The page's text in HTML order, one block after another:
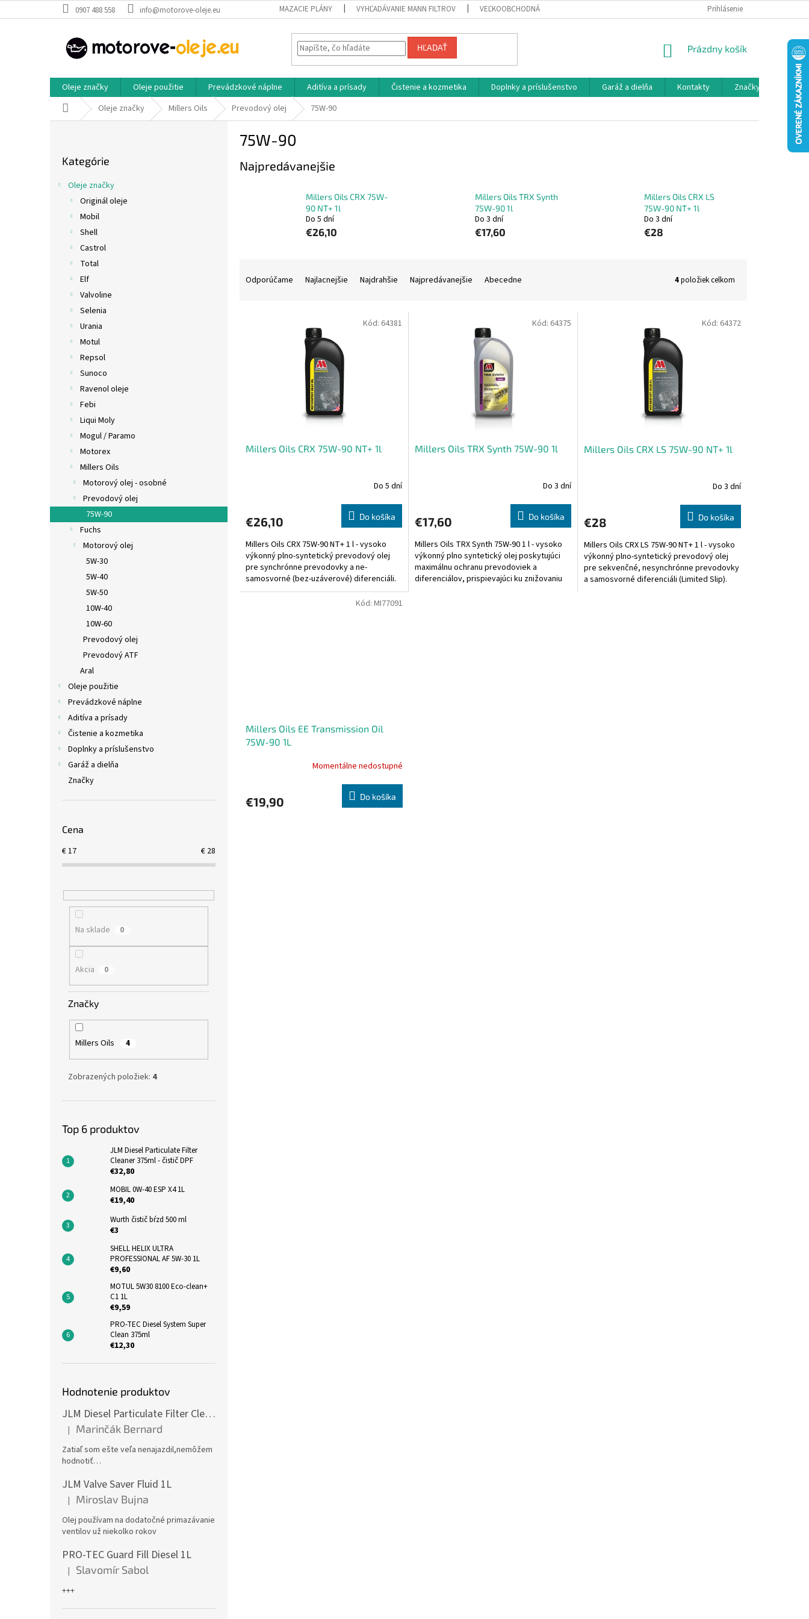
na
0907 488 558 info@motorove-oleje.eu MAZACIE PLÁNY VYHĽADÁVANIE MANN FILTROV VEĽKOOBCHODNÁ SPOLUPRÁCA OCHRANA OSOBNÝCH
Prihlásenie
HĽADAŤ
NÁKUPNÝ
Prázdny košík
Oleje značky Oleje použitie Prevádzkové náplne Aditíva a prísady Čistenie a kozmetika Doplnky a príslušenstvo Garáž a dielňa Kontakty
Značky
Domov Oleje značky Millers Oils Prevodový olej 75W-90
kategórie
Kategórie
Oleje značky
Originál oleje
Mobil
Shell
Castrol
Total
Elf
Valvoline
Selenia
Urania
Motul
Repsol
Sunoco
Ravenol oleje
Febi
Liqui Moly
Mogul / Paramo
Motorex
Millers Oils
Motorový olej - osobné
Prevodový olej
75W-90
Fuchs
Motorový olej
5W-30
5W-40
5W-50
10W-40
10W-60
Prevodový olej
Prevodový ATF
Aral
Oleje použitie
Prevádzkové náplne
Aditíva a prísady
Čistenie a kozmetika
Doplnky a príslušenstvo
Garáž a dielňa
Značky
Cena
€17 € 28
Na sklade 0
Akcia 0
Značky
Millers Oils 4
Zobrazených položiek: 4
Top 6 produktov
JLM Diesel Particulate Filter
Cleaner 375ml - čistič DPF
€32,80
MOBIL 0W-40 ESP X4 1L
€19,40
Wurth čistič bŕzd 500 ml
€3
SHELL HELIX ULTRA
PROFESSIONAL AF 5W-30 1L
€9,60
MOTUL 5W30 8100 Eco-clean+
C1 1L
€9,59
PRO-TEC Diesel System Super
Clean 375ml
€12,30
Hodnotenie produktov
JLM Diesel Particulate Filter Cleaner 375ml - čistič DPF
Hodnotenie produktu je 5 z 5 hviezdičiek.
| Marinčák Bernard
Zatiaľ som ešte veľa nenajazdil,nemôžem
hodnotiť…
JLM Valve Saver Fluid 1L
Hodnotenie produktu je 5 z 5 hviezdičiek.
| Miroslav Bujna
Olej používam na dodatočné primazávanie
ventilov už niekolko rokov
PRO-TEC Guard Fill Diesel 1L
Hodnotenie produktu je 5 z 5 hviezdičiek.
| Slavomír Sabol
+++
75W-90
Najpredávanejšie
Millers Oils CRX 75W-
90 NT+ 1l
Do 5 dní
€26,10
Millers Oils TRX Synth
75W-90 1l
Do 3 dní
€17,60
Millers Oils CRX LS
75W-90 NT+ 1l
Do 3 dní
€28
Odporúčame Najlacnejšie Najdrahšie Najpredávanejšie Abecedne 4položiek celkom
Millers Oils CRX 75W-90 NT+ 1l
Do 5 dní
€26,10 Do košíka
Millers Oils CRX 75W-90 NT+ 1 l - vysoko
výkonný plno-syntetický prevodový olej
pre synchrónne prevodovky a ne-
samosvorné (bez-uzáverové) diferenciáli.
Najnovšia generácia...
Kód: 64381
Millers Oils TRX Synth 75W-90 1l
Do 3 dní
€17,60 Do košíka
Millers Oils TRX Synth 75W-90 1 l - vysoko
výkonný plno syntetický olej poskytujúci
maximálnu ochranu prevodoviek a
diferenciálov, prispievajúci ku znižovaniu
Kód: 64375
Millers Oils CRX LS 75W-90 NT+ 1l
Do 3 dní
€28 Do košíka
Millers Oils CRX LS 75W-90 NT+ 1 l - vysoko
výkonný plno-syntetický prevodový olej
pre sekvenčné, nesynchrónne prevodovky
a samosvorné diferenciáli (Limited Slip).
Kód: 64372
Millers Oils EE Transmission Oil
75W-90 1L
Momentálne nedostupné
€19,90 Do košíka
Kód: MI77091